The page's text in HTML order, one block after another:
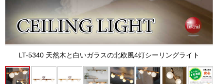
LT-5340 天然木と白いガラスの北欧風4灯シーリングライト